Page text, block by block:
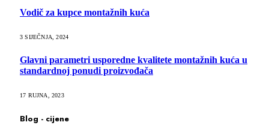
Vodič za kupce montažnih kuća
3 SIJEČNJA, 2024
Glavni parametri usporedne kvalitete montažnih kuća u
standardnoj ponudi proizvođača
17 RUJNA, 2023
Blog - cijene